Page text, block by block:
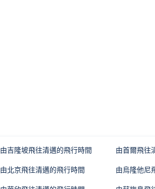
由吉隆坡飛往清邁的飛行時間 由首爾飛往
由北京飛往清邁的飛行時間 由烏隆他尼